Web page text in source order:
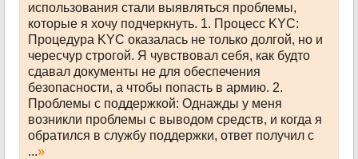
использования стали выявляться проблемы,
которые я хочу подчеркнуть. 1. Процесс KYC:
Процедура KYC оказалась не только долгой, но и
чересчур строгой. Я чувствовал себя, как будто
сдавал документы не для обеспечения
безопасности, а чтобы попасть в армию. 2.
Проблемы с поддержкой: Однажды у меня
возникли проблемы с выводом средств, и когда я
обратился в службу поддержки, ответ получил с
...»